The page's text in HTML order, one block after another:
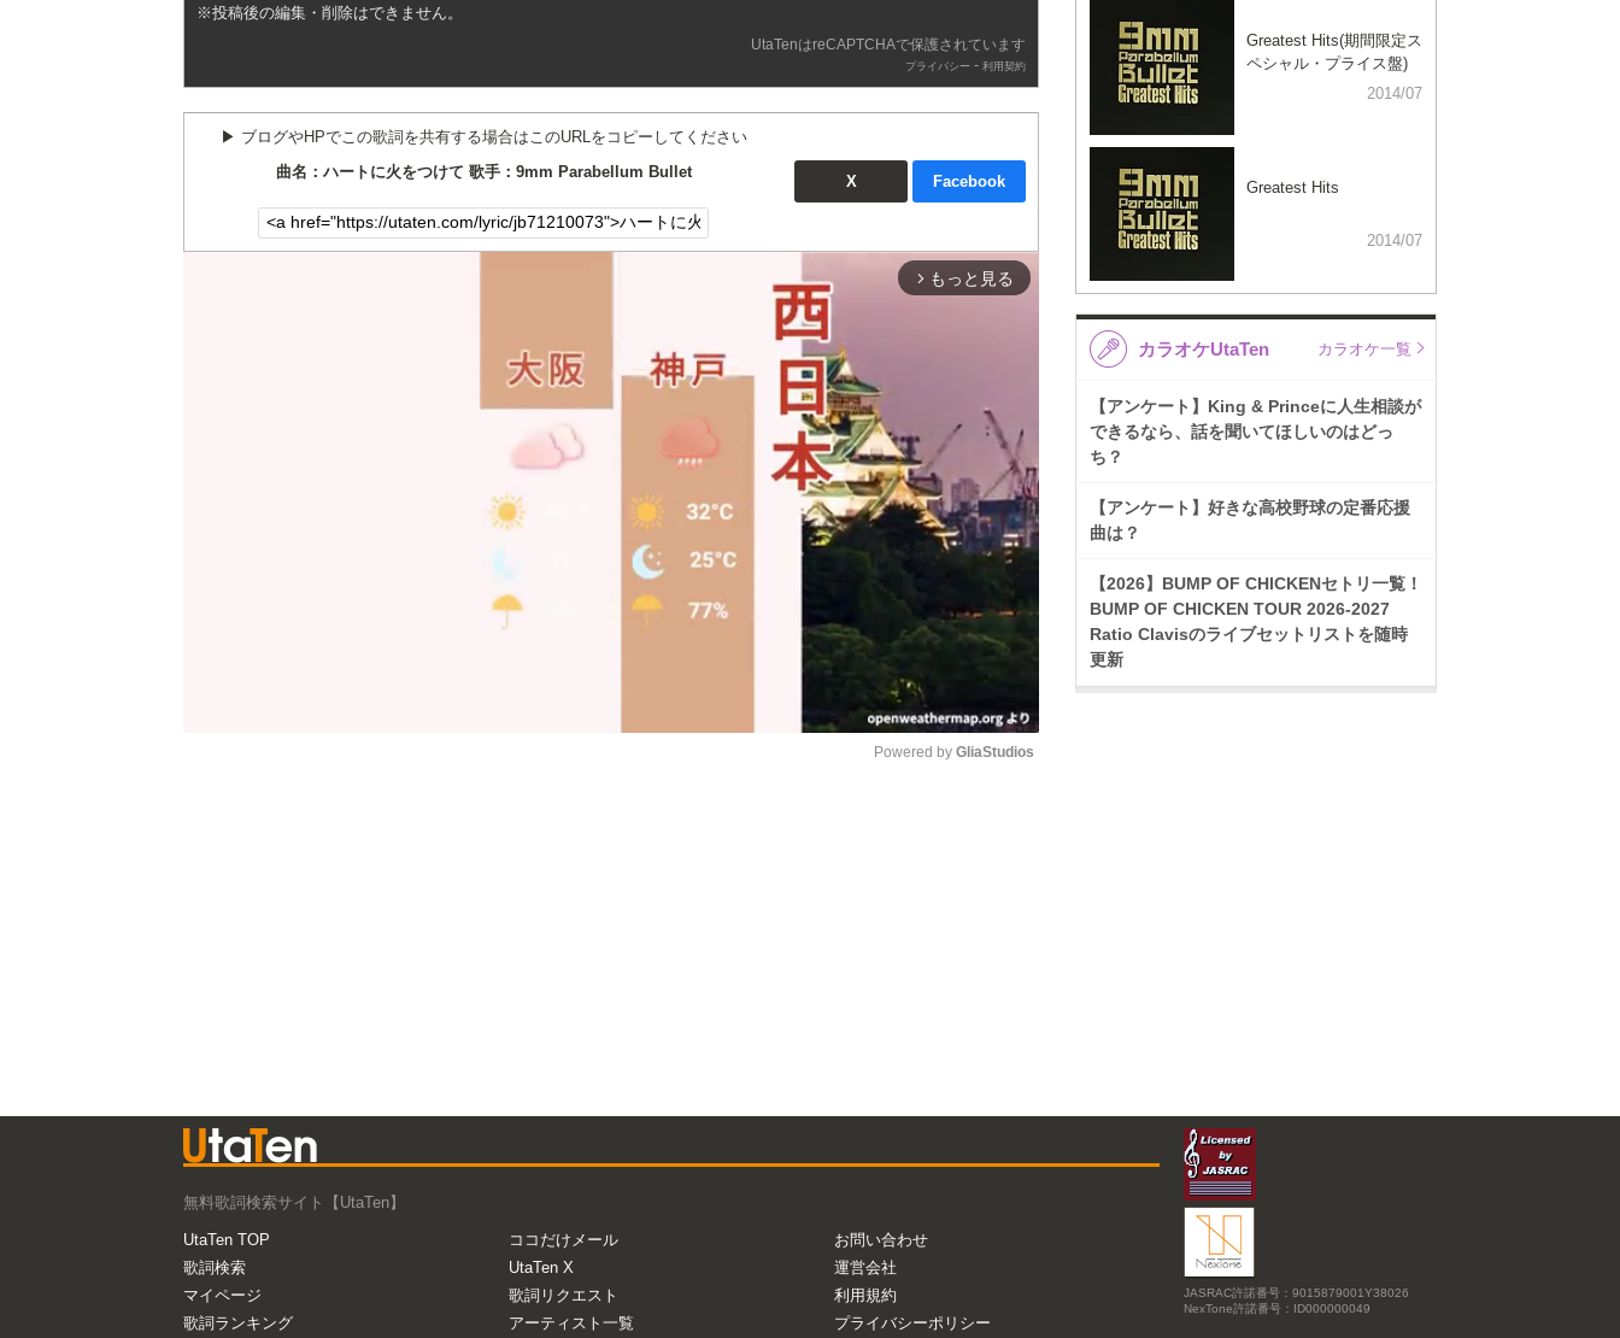
※投稿後の編集・削除はできません。
UtaTenはreCAPTCHAで保護されています
プライバシー - 利用契約
▶︎ ブログやHPでこの歌詞を共有する場合はこのURLをコピーしてください
曲名：ハートに火をつけて 歌手：9mm Parabellum Bullet
X Facebook
arrow_forward_ios もっと見る
Powered by GliaStudios
Greatest Hits(期間限定ス
ペシャル・プライス盤)
2014/07
Greatest Hits
2014/07
カラオケUtaTen カラオケ一覧
【アンケート】King & Princeに人生相談が
できるなら、話を聞いてほしいのはどっ
ち？
【アンケート】好きな高校野球の定番応援
曲は？
【2026】BUMP OF CHICKENセトリ一覧！
BUMP OF CHICKEN TOUR 2026-2027
Ratio Clavisのライブセットリストを随時
更新
無料歌詞検索サイト【UtaTen】
UtaTen TOP
歌詞検索
マイページ
歌詞ランキング
ココだけメール
UtaTen X
歌詞リクエスト
アーティスト一覧
お問い合わせ
運営会社
利用規約
プライバシーポリシー
JASRAC許諾番号：9015879001Y38026
NexTone許諾番号：ID000000049